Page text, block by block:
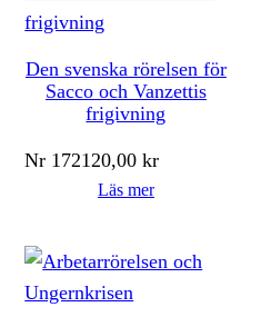
Den svenska rörelsen för
Sacco och Vanzettis
frigivning
Nr 172120,00kr
Läs mer